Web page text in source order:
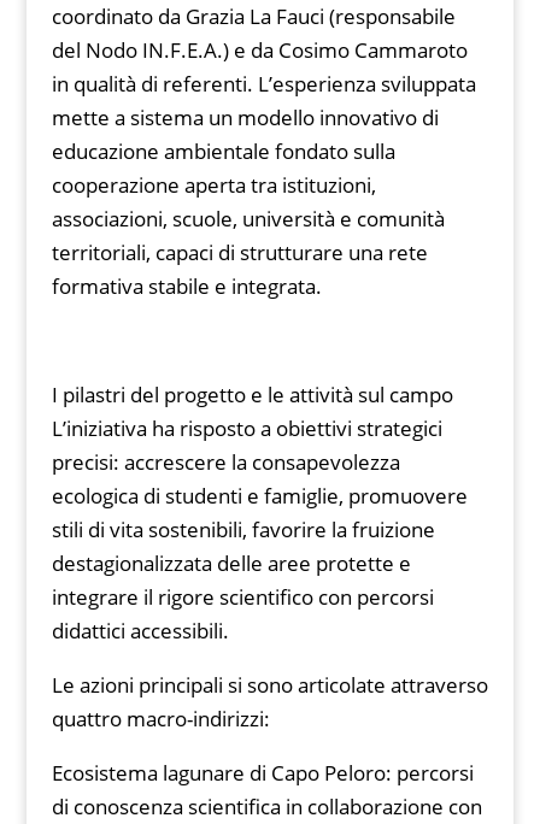
coordinato da Grazia La Fauci (responsabile
del Nodo IN.F.E.A.) e da Cosimo Cammaroto
in qualità di referenti. L’esperienza sviluppata
mette a sistema un modello innovativo di
educazione ambientale fondato sulla
cooperazione aperta tra istituzioni,
associazioni, scuole, università e comunità
territoriali, capaci di strutturare una rete
formativa stabile e integrata.
I pilastri del progetto e le attività sul campo
L’iniziativa ha risposto a obiettivi strategici
precisi: accrescere la consapevolezza
ecologica di studenti e famiglie, promuovere
stili di vita sostenibili, favorire la fruizione
destagionalizzata delle aree protette e
integrare il rigore scientifico con percorsi
didattici accessibili.
Le azioni principali si sono articolate attraverso
quattro macro-indirizzi:
Ecosistema lagunare di Capo Peloro: percorsi
di conoscenza scientifica in collaborazione con